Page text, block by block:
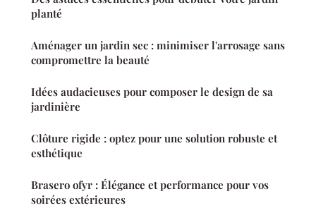
planté
Aménager un jardin sec : minimiser l'arrosage sans
compromettre la beauté
Idées audacieuses pour composer le design de sa
jardinière
Clôture rigide : optez pour une solution robuste et
esthétique
Brasero ofyr : Élégance et performance pour vos
soirées extérieures